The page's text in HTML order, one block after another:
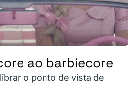
ao barbiecore
o ponto de vista de